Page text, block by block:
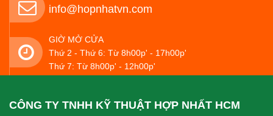
info@hopnhatvn.com
GIỜ MỞ CỬA
Thứ 2 - Thứ 6: Từ 8h00p' - 17h00p'
Thứ 7: Từ 8h00p' - 12h00p'
CÔNG TY TNHH KỸ THUẬT HỢP NHẤT HCM